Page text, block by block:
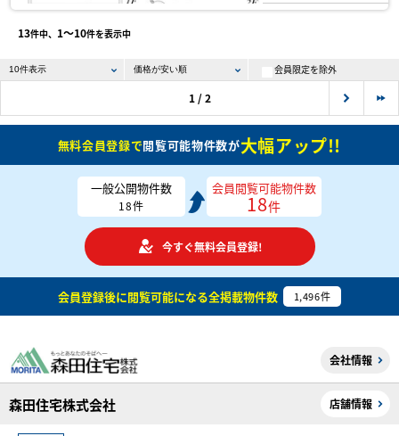
13件中、 1〜10件を表示中
会員限定を除外
1 / 2
無料会員登録で閲覧可能物件数が大幅アップ!!
一般公開物件数
18件
会員閲覧可能物件数
18件
今すぐ無料会員登録!
会員登録後に閲覧可能になる全掲載物件数 1,496件
会社情報
森田住宅株式会社 店舗情報